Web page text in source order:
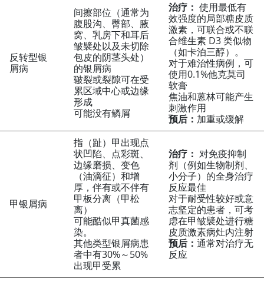
反转型银
屑病
间擦部位（通常为
腹股沟、臀部、腋
窝、乳房下和耳后
皱襞处以及未切除
包皮的阴茎头处）
的银屑病
皲裂或裂隙可在受
累区域中心或边缘
形成
可能没有鳞屑
治疗： 使用最低有
效强度的局部糖皮质
激素，可联合或不联
合维生素 D3 类似物
（如卡泊三醇）。
对于难治性病例，可
使用0.1%他克莫司
软膏
焦油和蒽林可能产生
刺激作用
预后： 加重或缓解
甲银屑病
指（趾）甲出现点
状凹陷、点彩斑、
边缘磨损、变色
（油滴征）和增
厚，伴有或不伴有
甲板分离（甲松
离）
可能酷似甲真菌感
染。
其他类型银屑病患
者中有30%～50%
出现甲受累
治疗： 对免疫抑制
剂（例如生物制剂、
小分子）的全身治疗
反应最佳
对于耐受性较好或意
志坚定的患者，可考
虑在甲皱襞处进行糖
皮质激素病灶内注射
预后： 通常对治疗无
反应